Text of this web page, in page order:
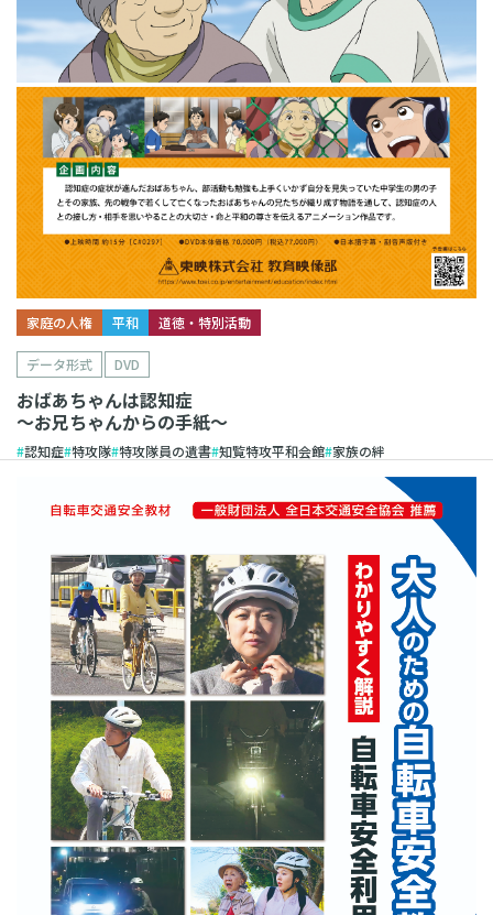
家庭の人権 平和 道徳・特別活動
データ形式 DVD
おばあちゃんは認知症
～お兄ちゃんからの手紙～
認知症 特攻隊 特攻隊員の遺書 知覧特攻平和会館 家族の絆